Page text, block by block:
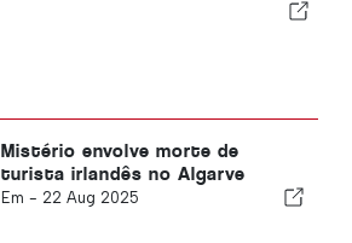
Mistério envolve morte de
turista irlandês no Algarve
Em - 22 Aug 2025